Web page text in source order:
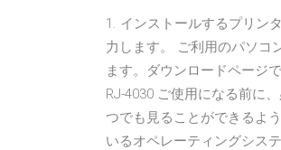
1. インストールするプリン
力します。 ご利用のパソコ
ます。ダウンロードページ
RJ-4030 ご使用になる前に
つでも見ることができるよ
いるオペレーティングシス